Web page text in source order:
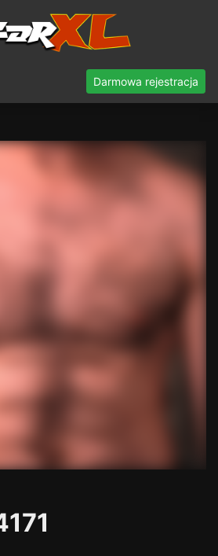
Darmowa rejestracja